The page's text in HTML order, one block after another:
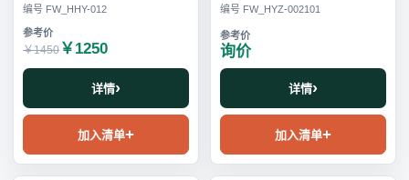
编号 FW_HHY-012
￥1450 ￥1250
详情
加入清单
编号 FW_HYZ-002101
询价
详情
加入清单